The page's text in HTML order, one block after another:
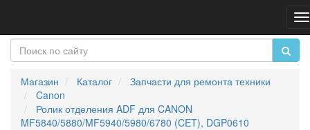
Магазин Каталог
Запчасти для ремонта техники
Canon
Ролик отделения ADF для CANON
MF5840/5880/MF5940/5980/6780 (CET), DGP0610